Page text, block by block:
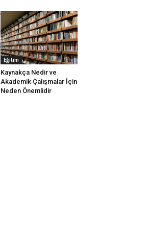
Eğitim
Kaynakça Nedir ve
Akademik Çalışmalar İçin
Neden Önemlidir